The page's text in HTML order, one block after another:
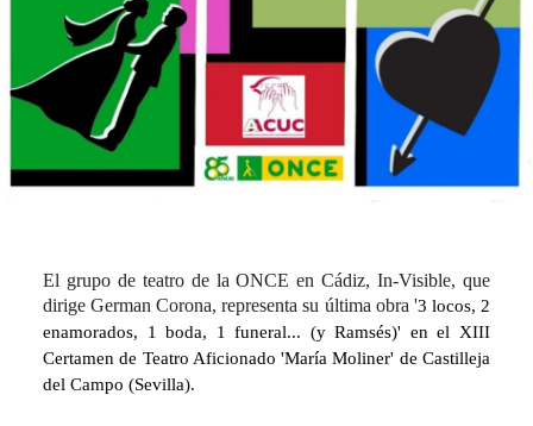
El grupo de teatro de la ONCE en Cádiz, In-Visible, que
dirige German Corona, representa su última obra '3 locos, 2
enamorados, 1 boda, 1 funeral... (y Ramsés)' en el XIII
Certamen de Teatro Aficionado 'María Moliner' de Castilleja
del Campo (Sevilla).